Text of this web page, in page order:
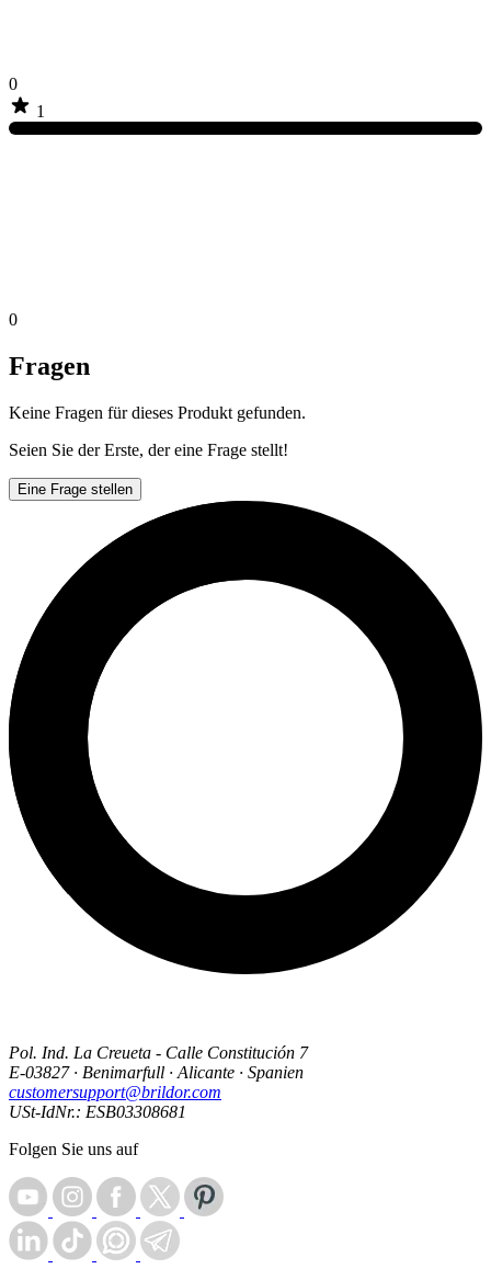
0
1
0
Fragen
Keine Fragen für dieses Produkt gefunden.
Seien Sie der Erste, der eine Frage stellt!
Eine Frage stellen
Pol. Ind. La Creueta - Calle Constitución 7
E-03827 · Benimarfull · Alicante · Spanien
customersupport@brildor.com
USt-IdNr.: ESB03308681
Folgen Sie uns auf